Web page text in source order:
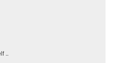
..